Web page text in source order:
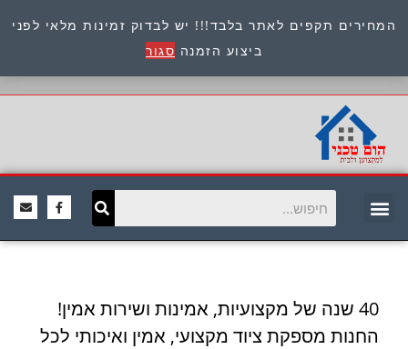
המחירים תקפים לאתר בלבד!!! יש לבדוק זמינות מלאי לפני
ביצוע הזמנה סגור
כתובת : היוזמים 9 אור יהודה שירות לקוחות 054-
8945722
40 שנה של מקצועיות, אמינות ושירות אמין!
החנות מספקת ציוד מקצועי, אמין ואיכותי לכל